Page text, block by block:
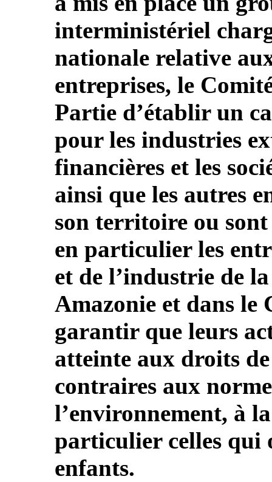
interministériel
nationale relative
entreprises, le
Partie d’établir un
pour les industries
financières et les
ainsi que les autres
son territoire ou
en particulier les
et de l’industrie de
Amazonie et dans le
garantir que leurs
atteinte aux droits
contraires aux
l’environnement, à
particulier celles qui
enfants.